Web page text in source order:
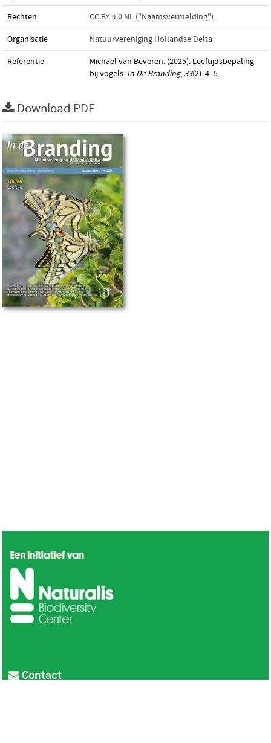
Rechten CC BY 4.0 NL ("Naamsvermelding")
Organisatie Natuurvereniging Hollandse Delta
Referentie
Michael van Beveren. (2025). Leeftijdsbepaling
bij vogels. In De Branding, 33(2), 4–5.
Download PDF
Contact